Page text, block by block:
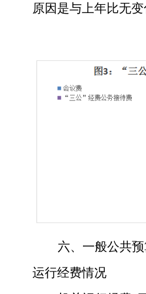
原因是与上年比无
六、一般公共
运行经费情况